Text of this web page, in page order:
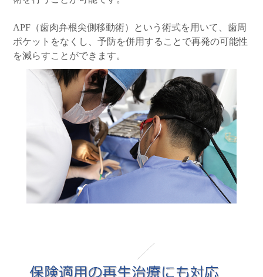
APF（歯肉弁根尖側移動術）という術式を用いて、歯周
ポケットをなくし、予防を併用することで再発の可能性
を減らすことができます。